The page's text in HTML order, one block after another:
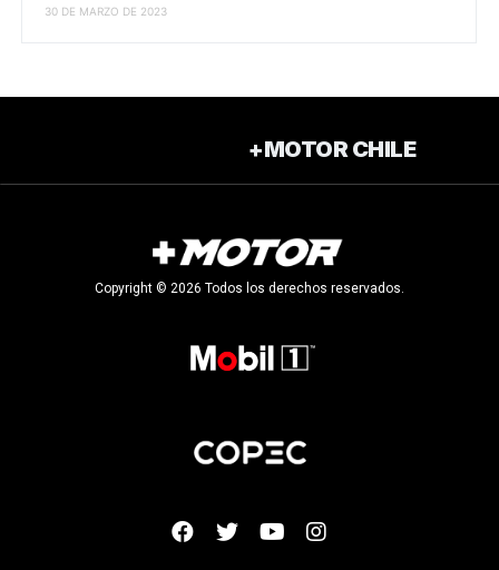
30 DE MARZO DE 2023
+MOTOR CHILE
Copyright © 2026 Todos los derechos reservados.